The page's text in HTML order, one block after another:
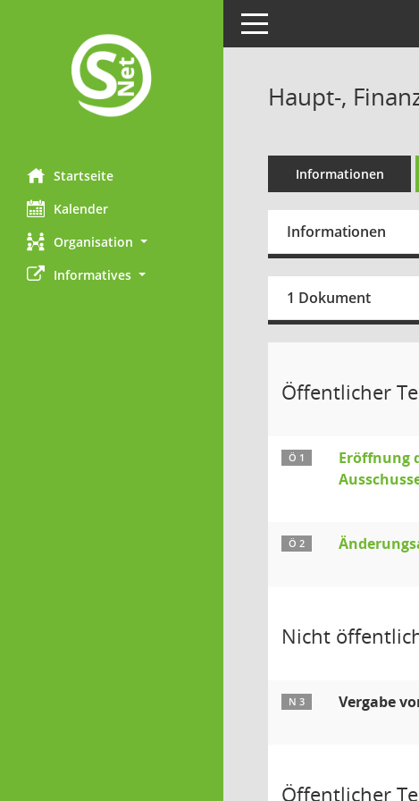
Startseite
Kalender
Organisation
Informatives
Toggle navigation
Haupt-,
Informationen
Informationen
1 Dokument
Öffentlicher
Ö 1
Eröffnung
Ö 2
Nicht
N 3 Vergabe
Öffentlicher